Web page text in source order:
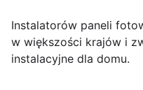
Instalatorów paneli
w większości krajów i
instalacyjne dla domu.